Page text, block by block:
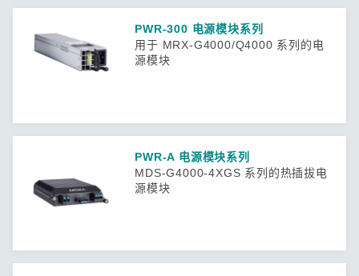
PWR-300 电源模块系列
用于 MRX-G4000/Q4000 系列的电
源模块
PWR-A 电源模块系列
MDS-G4000-4XGS 系列的热插拔电
源模块